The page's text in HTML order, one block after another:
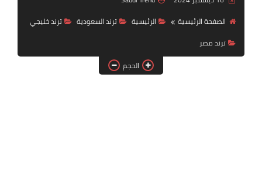
خدمات منصة أبشر
وظائف عسكرية
الصفحة الرئيسية
الرئيسية ترند السعودية
ترند خليجي
ترند مصر
الحجم